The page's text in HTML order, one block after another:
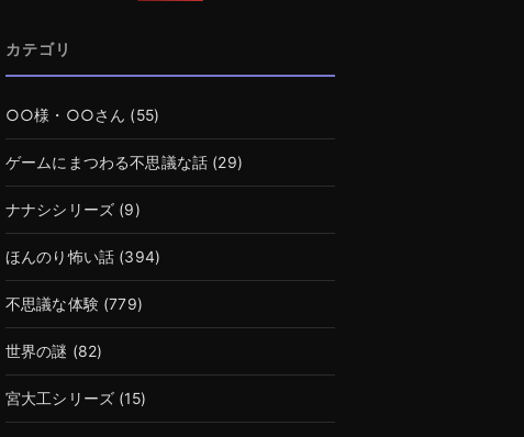
カテゴリ
○○様・○○さん (55)
ゲームにまつわる不思議な話 (29)
ナナシシリーズ (9)
ほんのり怖い話 (394)
不思議な体験(779)
世界の謎 (82)
宮大工シリーズ (15)